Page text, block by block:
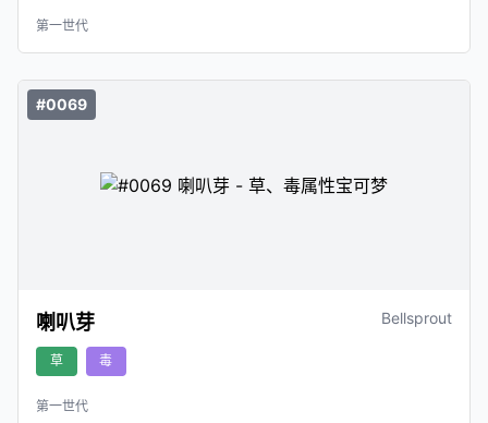
第一世代
#0069
喇叭芽 Bellsprout
草 毒
第一世代